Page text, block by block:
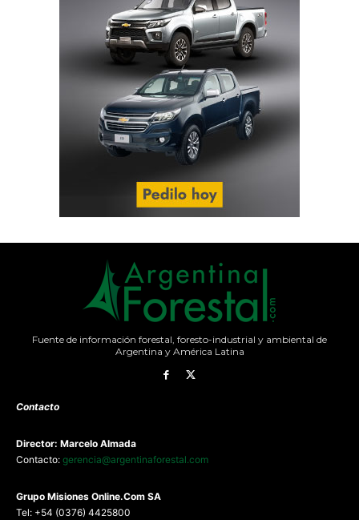
Fuente de información forestal, foresto-industrial y ambiental de
Argentina y América Latina
Contacto
Director: Marcelo Almada
Contacto: gerencia@argentinaforestal.com
Grupo Misiones Online.Com SA
Tel: +54 (0376) 4425800